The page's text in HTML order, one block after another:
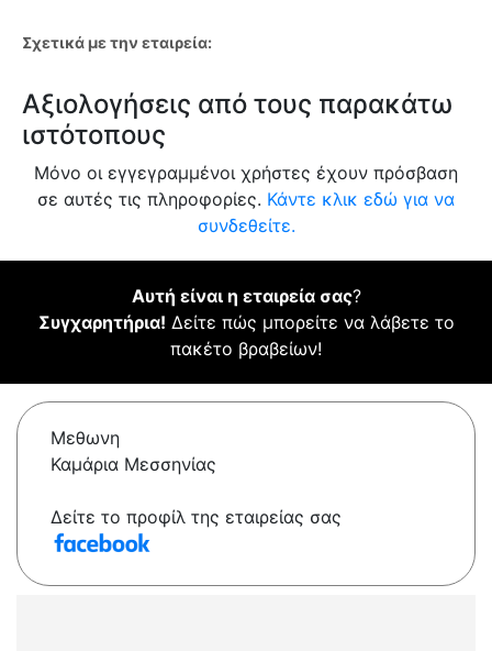
Σχετικά με την εταιρεία:
Αξιολογήσεις από τους παρακάτω
ιστότοπους
Μόνο οι εγγεγραμμένοι χρήστες έχουν πρόσβαση
σε αυτές τις πληροφορίες. Κάντε κλικ εδώ για να
συνδεθείτε.
Αυτή είναι η εταιρεία σας?
Συγχαρητήρια! Δείτε πώς μπορείτε να λάβετε το
πακέτο βραβείων!
Μεθωνη
Καμάρια Μεσσηνίας
Δείτε το προφίλ της εταιρείας σας